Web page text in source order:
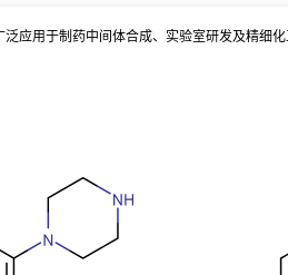
应用于制药中间体合成、实验室研发及精细